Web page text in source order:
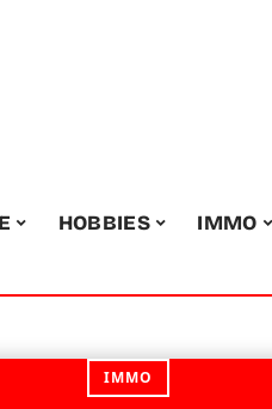
HOBBIES IMMO
IMMO